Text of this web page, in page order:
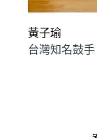
黃子瑜
台灣知名鼓